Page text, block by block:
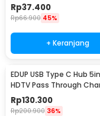
Female - HPQ1034
Rp37.400
Rp66.900 45%
+ Keranjang
EDUP USB Type C Hub
HDTV Pass Through
YC-206
Rp130.300
Rp200.900 36%